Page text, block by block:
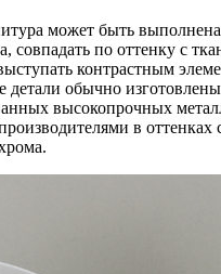
может быть выполнена
совпадать по оттенку с
контрастным
детали обычно
высокопрочных
в оттенках